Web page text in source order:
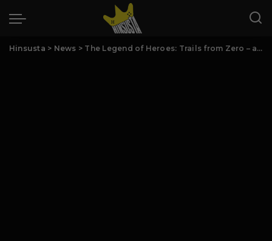
Hinsusta > News > The Legend of Heroes: Trails from Zero – ab sofort erhältlich